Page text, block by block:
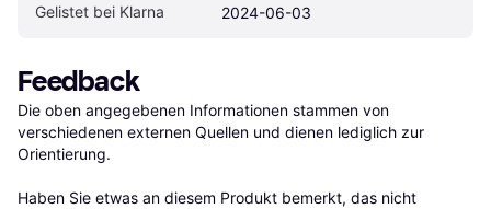
Gelistet bei Klarna 2024-06-03
Feedback
Die oben angegebenen Informationen stammen von
verschiedenen externen Quellen und dienen lediglich zur
Orientierung.
Haben Sie etwas an diesem Produkt bemerkt, das nicht